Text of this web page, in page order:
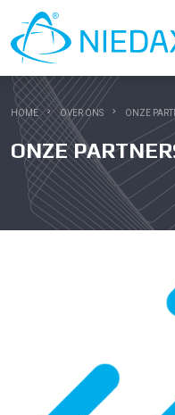
HOME OVER ONS ONZE
ONZE